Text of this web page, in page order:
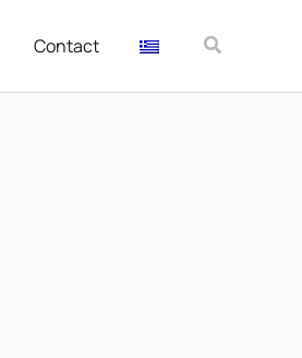
Contact Αναζήτηση